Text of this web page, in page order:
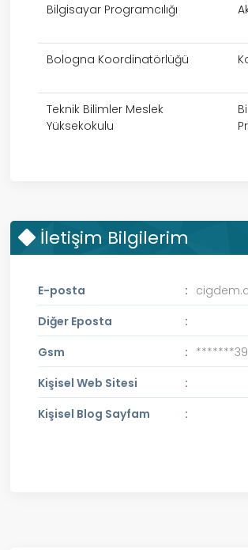
Bilgisayar Programcılığı
Bologna Koordinatörlüğü
Teknik Bilimler Meslek
Yüksekokulu
İletişim Bilgilerim
E-posta
Diğer Eposta
Gsm
Kişisel Web Sitesi
Kişisel Blog Sayfam